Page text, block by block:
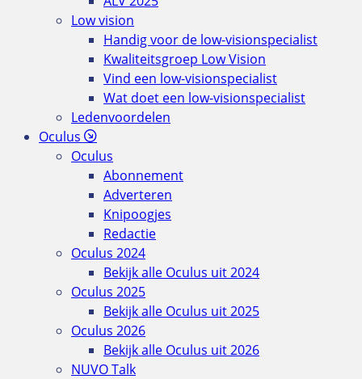
Low vision
Handig voor de low-visionspecialist
Kwaliteitsgroep Low Vision
Vind een low-visionspecialist
Wat doet een low-visionspecialist
Ledenvoordelen
Oculus
Oculus
Abonnement
Adverteren
Knipoogjes
Redactie
Oculus 2024
Bekijk alle Oculus uit 2024
Oculus 2025
Bekijk alle Oculus uit 2025
Oculus 2026
Bekijk alle Oculus uit 2026
NUVO Talk